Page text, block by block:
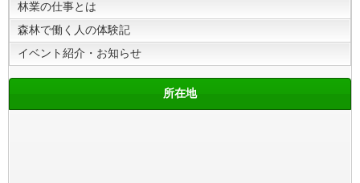
林業の仕事とは
森林で働く人の体験記
イベント紹介・お知らせ
所在地